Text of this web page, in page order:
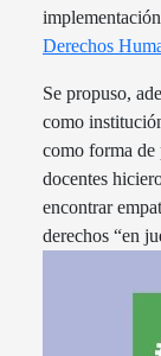
Derechos
Se propuso,
como
como forma
docentes
encontrar
derechos “en